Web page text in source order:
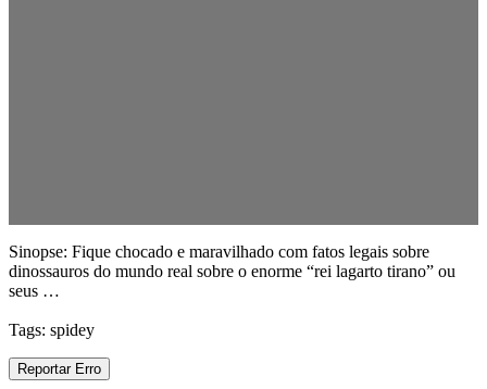
Sinopse: Fique chocado e maravilhado com fatos legais sobre
dinossauros do mundo real sobre o enorme “rei lagarto tirano” ou
seus …
Tags: spidey
Reportar Erro